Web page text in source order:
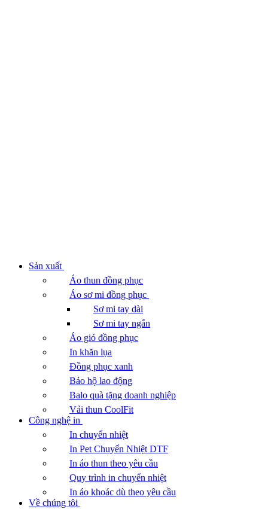
Sản xuất
Áo thun đồng phục
Áo sơ mi đồng phục
Sơ mi tay dài
Sơ mi tay ngắn
Áo gió đồng phục
In khăn lụa
Đồng phục xanh
Bảo hộ lao động
Balo quà tặng doanh nghiệp
Vải thun CoolFit
Công nghệ in
In chuyển nhiệt
In Pet Chuyển Nhiệt DTF
In áo thun theo yêu cầu
Quy trình in chuyển nhiệt
In áo khoác dù theo yêu cầu
Về chúng tôi